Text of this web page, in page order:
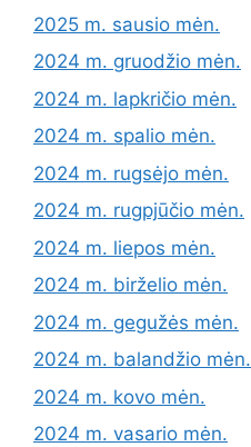
2025 m. sausio mėn.
2024 m. gruodžio mėn.
2024 m. lapkričio mėn.
2024 m. spalio mėn.
2024 m. rugsėjo mėn.
2024 m. rugpjūčio mėn.
2024 m. liepos mėn.
2024 m. birželio mėn.
2024 m. gegužės mėn.
2024 m. balandžio mėn.
2024 m. kovo mėn.
2024 m. vasario mėn.